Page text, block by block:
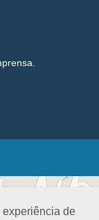
experiência de